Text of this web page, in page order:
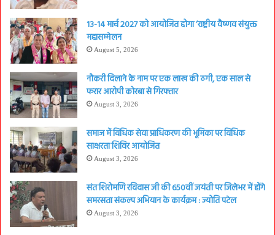
13-14 मार्च 2027 को आयोजित होगा ‘राष्ट्रीय वैष्णव संयुक्त
महासम्मेलन
August 5, 2026
नौकरी दिलाने के नाम पर एक लाख की ठगी, एक साल से
फरार आरोपी कोरबा से गिरफ्तार
August 3, 2026
समाज में विधिक सेवा प्राधिकरण की भूमिका पर विधिक
साक्षरता शिविर आयोजित
August 3, 2026
संत शिरोमणि रविदास जी की 650वीं जयंती पर जिलेभर में होंगे
समरसता संकल्प अभियान के कार्यक्रम : ज्योति पटेल
August 3, 2026